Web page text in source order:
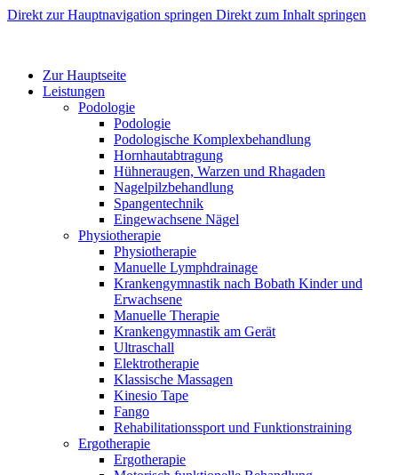
Direkt zur Hauptnavigation springen Direkt zum Inhalt springen
Zur Hauptseite
Leistungen
Podologie
Podologie
Podologische Komplexbehandlung
Hornhautabtragung
Hühneraugen, Warzen und Rhagaden
Nagelpilzbehandlung
Spangentechnik
Eingewachsene Nägel
Physiotherapie
Physiotherapie
Manuelle Lymphdrainage
Krankengymnastik nach Bobath Kinder und
Erwachsene
Manuelle Therapie
Krankengymnastik am Gerät
Ultraschall
Elektrotherapie
Klassische Massagen
Kinesio Tape
Fango
Rehabilitationssport und Funktionstraining
Ergotherapie
Ergotherapie